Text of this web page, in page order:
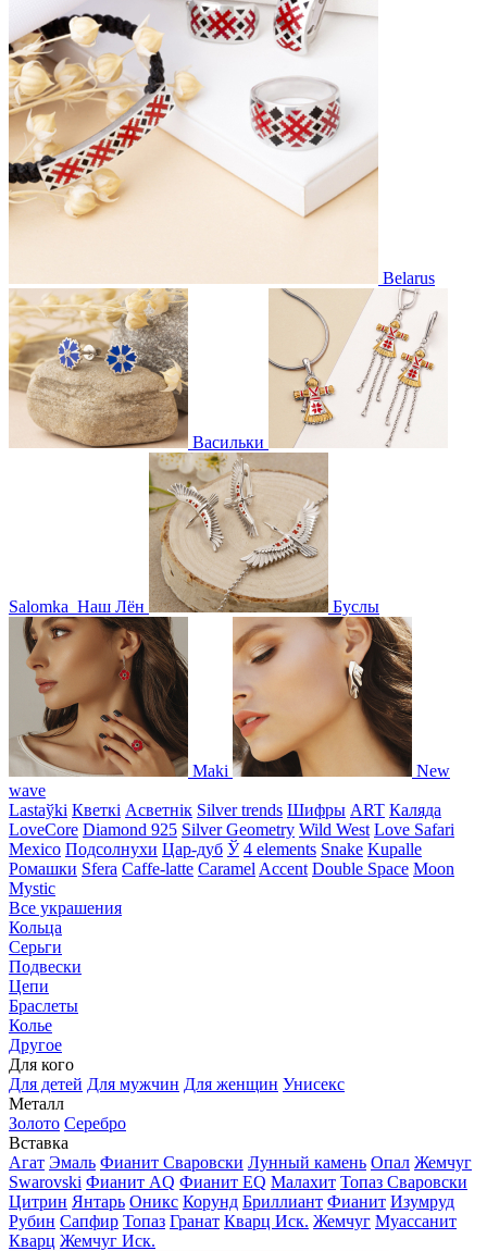
Belarus
Васильки
Salomka Наш Лён Буслы
Maki
New
wave
Lastaўki Кветкі Асветнiк Silver trends Шифры ART Каляда
LoveCore Diamond 925 Silver Geometry Wild West Love Safari
Mexico Подсолнухи Цар-дуб Ў 4 elements Snake Kupalle
Ромашки Sfera Caffe-latte Caramel Accent Double Space Moon
Mystic
Все украшения
Кольца
Серьги
Подвески
Цепи
Браслеты
Колье
Другое
Для кого
Для детей Для мужчин Для женщин Унисекс
Металл
Золото Серебро
Вставка
Агат Эмаль Фианит Сваровски Лунный камень Опал Жемчуг
Swarovski Фианит AQ Фианит EQ Малахит Топаз Сваровски
Цитрин Янтарь Оникс Корунд Бриллиант Фианит Изумруд
Рубин Сапфир Топаз Гранат Кварц Иск. Жемчуг Муассанит
Кварц Жемчуг Иск.